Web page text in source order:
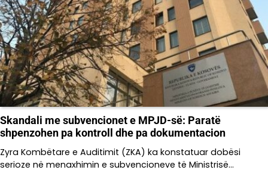
Skandali me subvencionet e MPJD-së: Paratë
shpenzohen pa kontroll dhe pa dokumentacion
Zyra Kombëtare e Auditimit (ZKA) ka konstatuar dobësi
serioze në menaxhimin e subvencioneve të Ministrisë…